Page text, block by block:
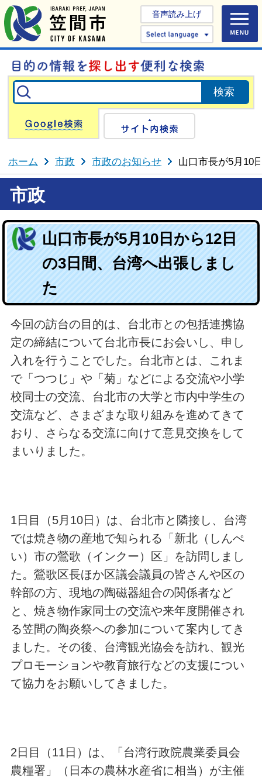
音声読み上げ
Select
Google検索
ホーム 市政 市政のお知らせ 山口市長が5月10
市政
山口市長が5月10日から12日
の3日間、台湾へ出張しまし
た
今回の訪台の目的は、台北市との包括連携協
定の締結について台北市長にお会いし、申し
入れを行うことでした。台北市とは、これま
で「つつじ」や「菊」などによる交流や小学
校同士の交流、台北市の大学と市内中学生の
交流など、さまざまな取り組みを進めてきて
おり、さらなる交流に向けて意見交換をして
まいりました。
1日目（5月10日）は、台北市と隣接し、台湾
では焼き物の産地で知られる「新北（しんぺ
い）市の鶯歌（インクー）区」を訪問しまし
た。鶯歌区長ほか区議会議員の皆さんや区の
幹部の方、現地の陶磁器組合の関係者など
と、焼き物作家同士の交流や来年度開催され
る笠間の陶炎祭への参加について案内してき
ました。その後、台湾観光協会を訪れ、観光
プロモーションや教育旅行などの支援につい
て協力をお願いしてきました。
2日目（11日）は、「台湾行政院農業委員会
農糧署」（日本の農林水産省に相当）が主催